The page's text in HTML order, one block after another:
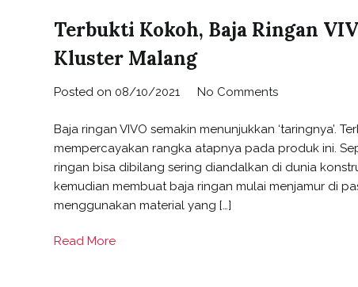
Terbukti Kokoh, Baja Ringan
Kluster Malang
Posted on 08/10/2021 No Comments
Baja ringan VIVO semakin menunjukkan ‘taringnya’.
mempercayakan rangka atapnya pada produk ini.
ringan bisa dibilang sering diandalkan di dunia
kemudian membuat baja ringan mulai menjamur di
menggunakan material yang […]
Read More